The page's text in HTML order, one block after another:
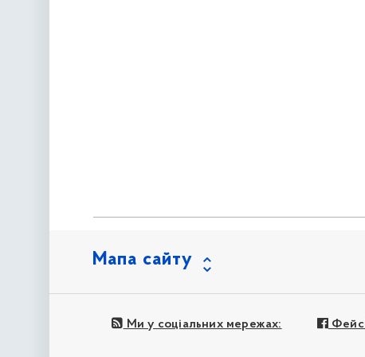
Мапа сайту
Ми у соціальних мережах: